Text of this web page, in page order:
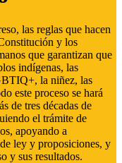
las reglas que hacen
y los
que garantizan que
indígenas, las
la niñez, las
este proceso se hará
de tres décadas de
el trámite de
apoyando a
ley y proposiciones, y
y sus resultados.